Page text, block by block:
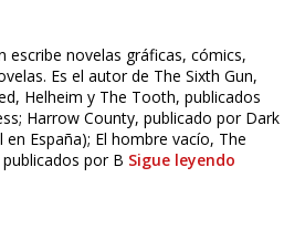
escribe novelas gráficas, cómics,
Es el autor de The Sixth Gun,
Helheim y The Tooth, publicados
Harrow County, publicado por Dark
España); El hombre vacío, The
por B Sigue leyendo